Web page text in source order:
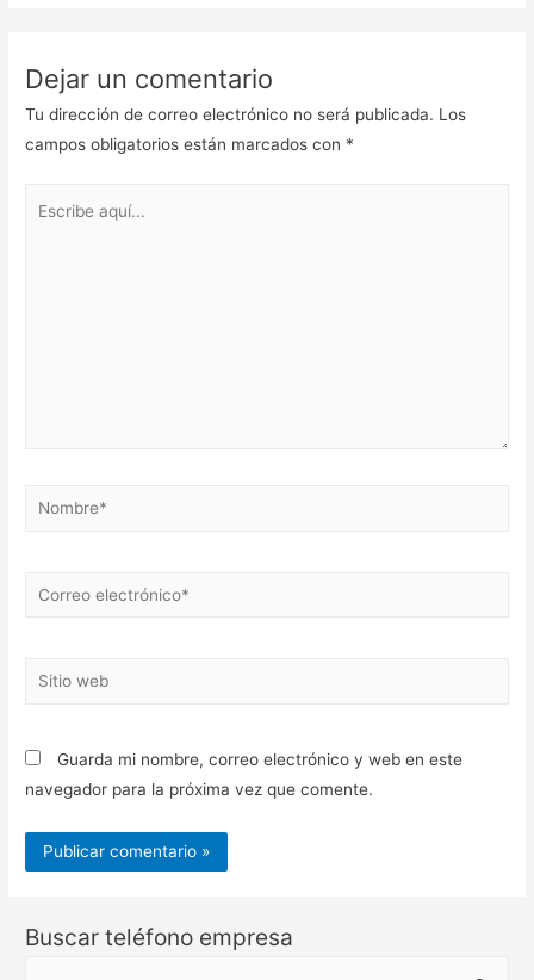
Dejar un comentario
Tu dirección de correo electrónico no será publicada. Los
campos obligatorios están marcados con *
Nombre*
Correo
Sitio
Guarda mi nombre, correo electrónico y web en este
navegador para la próxima vez que comente.
Buscar teléfono empresa